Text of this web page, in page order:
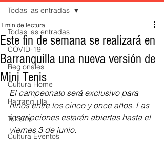
Todas las entradas
COVID-19
Regionales
Cultura Home
Barranquilla
Turismo
Cultura Eventos
Todas las entradas
Este fin de semana se realizará en
Barranquilla una nueva versión de
Mini Tenis
1 min de lectura
El campeonato será exclusivo para
niños entre los cinco y once años. Las
inscripciones estarán abiertas hasta el
viernes 3 de junio.